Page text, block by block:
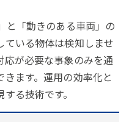
と「動きのある車両」の
ている物体は検知しませ
が必要な事象のみを通
ます。運用の効率化と
る技術です。